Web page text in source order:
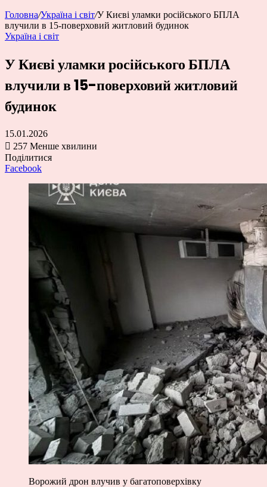
Головна/Україна і світ/У Києві уламки російського БПЛА
влучили в 15-поверховий житловий будинок
Україна і світ
У Києві уламки російського БПЛА
влучили в 15-поверховий житловий
будинок
15.01.2026
257 Менше хвилини
Поділитися
Facebook
Ворожий дрон влучив у багатоповерхівку